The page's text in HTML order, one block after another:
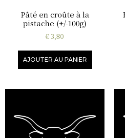
Pâté en croûte à la
pistache (+/-100g)
€ 3,80
AJOUTER AU PANIER